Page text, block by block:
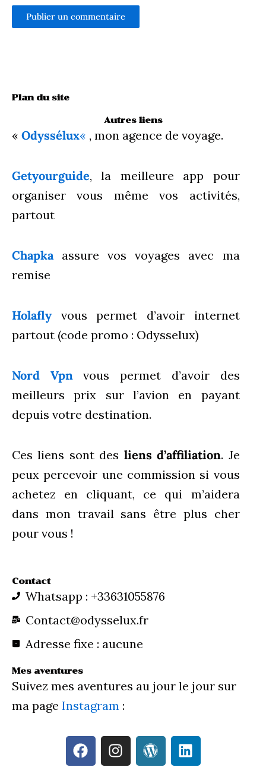
Plan du site
Autres liens
« Odyssélux« , mon agence de voyage.
Getyourguide, la meilleure app pour
organiser vous même vos activités,
partout
Chapka assure vos voyages avec ma
remise
Holafly vous permet d’avoir internet
partout (code promo : Odysselux)
Nord Vpnvous permet d’avoir des
meilleurs prix sur l’avion en payant
depuis votre destination.
Ces liens sont des liens d’affiliation. Je
peux percevoir une commission si vous
achetez en cliquant, ce qui m’aidera
dans mon travail sans être plus cher
pour vous !
Contact
Whatsapp : +33631055876
Contact@odysselux.fr
Adresse fixe : aucune
Mes aventures
Suivez mes aventures au jour le jour sur
ma page Instagram :
F
a
c
I
n
s
W
o
r
L
i
n